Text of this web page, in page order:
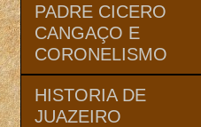
PADRE CICERO
CANGAÇO E
CORONELISMO
HISTORIA DE
JUAZEIRO